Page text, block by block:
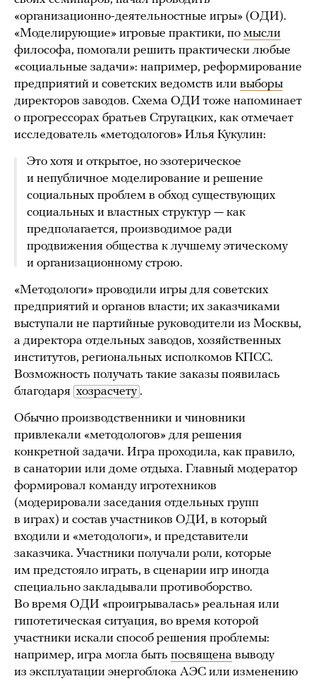
«организационно-деятельностные игры» (ОДИ).
«Моделирующие» игровые практики, по мысли
философа, помогали решить практически любые
«социальные задачи»: например, реформирование
предприятий и советских ведомств или выборы
директоров заводов. Схема ОДИ тоже напоминает
о прогрессорах братьев Стругацких, как отмечает
исследователь «методологов» Илья Кукулин:
Это хотя и открытое, но эзотерическое
и непубличное моделирование и решение
социальных проблем в обход существующих
социальных и властных структур — как
предполагается, производимое ради
продвижения общества к лучшему этическому
и организационному строю.
«Методологи» проводили игры для советских
предприятий и органов власти; их заказчиками
выступали не партийные руководители из Москвы,
а директора отдельных заводов, хозяйственных
институтов, региональных исполкомов КПСС.
Возможность получать такие заказы появилась
благодаря хозрасчету .
Обычно производственники и чиновники
привлекали «методологов» для решения
конкретной задачи. Игра проходила, как правило,
в санатории или доме отдыха. Главный модератор
формировал команду игротехников
(модерировали заседания отдельных групп
в играх) и состав участников ОДИ, в который
входили и «методологи», и представители
заказчика. Участники получали роли, которые
им предстояло играть, в сценарии игр иногда
специально закладывали противоборство.
Во время ОДИ «проигрывалась» реальная или
гипотетическая ситуация, во время которой
участники искали способ решения проблемы:
например, игра могла быть посвящена выводу
из эксплуатации энергоблока АЭС или изменению